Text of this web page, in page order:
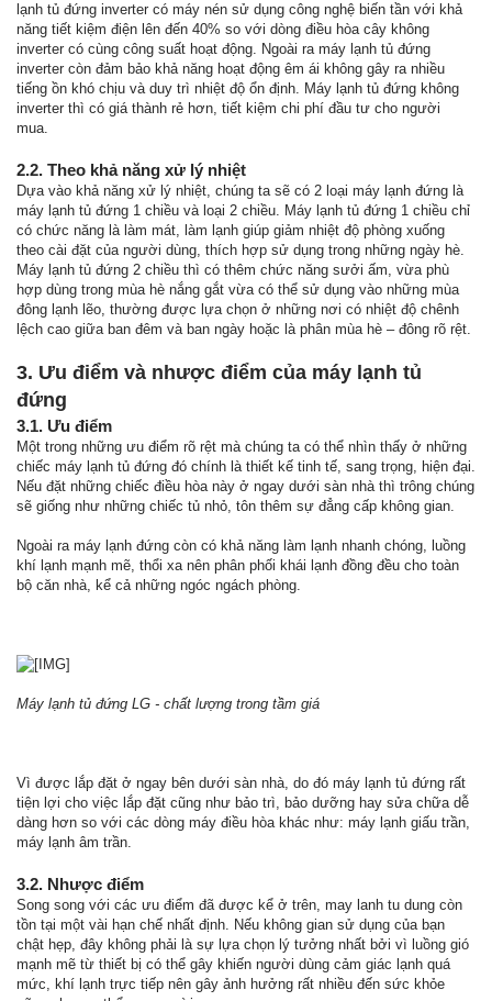
lạnh tủ đứng inverter có máy nén sử dụng công nghệ biến tần với khả
năng tiết kiệm điện lên đến 40% so với dòng điều hòa cây không
inverter có cùng công suất hoạt động. Ngoài ra máy lạnh tủ đứng
inverter còn đảm bảo khả năng hoạt động êm ái không gây ra nhiều
tiếng ồn khó chịu và duy trì nhiệt độ ổn định. Máy lạnh tủ đứng không
inverter thì có giá thành rẻ hơn, tiết kiệm chi phí đầu tư cho người
mua.
2.2. Theo khả năng xử lý nhiệt
Dựa vào khả năng xử lý nhiệt, chúng ta sẽ có 2 loại máy lạnh đứng là
máy lạnh tủ đứng 1 chiều và loại 2 chiều. Máy lạnh tủ đứng 1 chiều chỉ
có chức năng là làm mát, làm lạnh giúp giảm nhiệt độ phòng xuống
theo cài đặt của người dùng, thích hợp sử dụng trong những ngày hè.
Máy lạnh tủ đứng 2 chiều thì có thêm chức năng sưởi ấm, vừa phù
hợp dùng trong mùa hè nắng gắt vừa có thể sử dụng vào những mùa
đông lạnh lẽo, thường được lựa chọn ở những nơi có nhiệt độ chênh
lệch cao giữa ban đêm và ban ngày hoặc là phân mùa hè – đông rõ rệt.
3. Ưu điểm và nhược điểm của máy lạnh tủ
đứng
3.1. Ưu điểm
Một trong những ưu điểm rõ rệt mà chúng ta có thể nhìn thấy ở những
chiếc máy lạnh tủ đứng đó chính là thiết kế tinh tế, sang trọng, hiện đại.
Nếu đặt những chiếc điều hòa này ở ngay dưới sàn nhà thì trông chúng
sẽ giống như những chiếc tủ nhỏ, tôn thêm sự đẳng cấp không gian.
Ngoài ra máy lạnh đứng còn có khả năng làm lạnh nhanh chóng, luồng
khí lạnh mạnh mẽ, thổi xa nên phân phối khái lạnh đồng đều cho toàn
bộ căn nhà, kể cả những ngóc ngách phòng.
Máy lạnh tủ đứng LG - chất lượng trong tầm giá
Vì được lắp đặt ở ngay bên dưới sàn nhà, do đó máy lạnh tủ đứng rất
tiện lợi cho việc lắp đặt cũng như bảo trì, bảo dưỡng hay sửa chữa dễ
dàng hơn so với các dòng máy điều hòa khác như: máy lạnh giấu trần,
máy lạnh âm trần.
3.2. Nhược điểm
Song song với các ưu điểm đã được kể ở trên, may lanh tu dung còn
tồn tại một vài hạn chế nhất định. Nếu không gian sử dụng của bạn
chật hẹp, đây không phải là sự lựa chọn lý tưởng nhất bởi vì luồng gió
mạnh mẽ từ thiết bị có thể gây khiến người dùng cảm giác lạnh quá
mức, khí lạnh trực tiếp nên gây ảnh hưởng rất nhiều đến sức khỏe